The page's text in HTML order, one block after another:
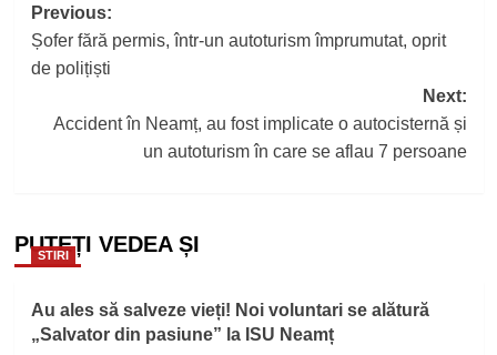
Post
navigation
Previous:
Șofer fără permis, într-un autoturism împrumutat, oprit
de polițiști
Next:
Accident în Neamț, au fost implicate o autocisternă și
un autoturism în care se aflau 7 persoane
PUTEȚI VEDEA ȘI
STIRI
Au ales să salveze vieți! Noi voluntari se alătură
„Salvator din pasiune” la ISU Neamț